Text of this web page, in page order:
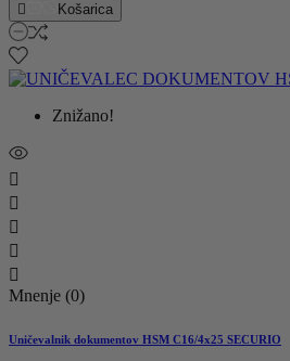
 Košarica
Znižano!





Mnenje (0)
Uničevalnik dokumentov HSM C16/4x25 SECURIO